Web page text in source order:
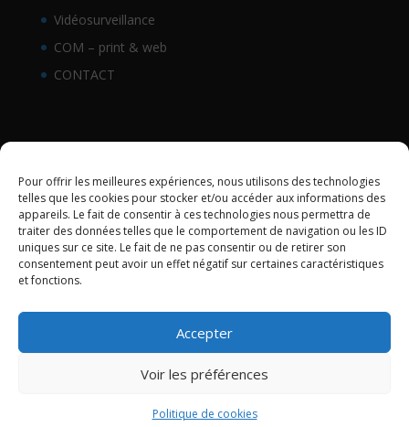
Pour offrir les meilleures expériences, nous utilisons des technologies
telles que les cookies pour stocker et/ou accéder aux informations des
appareils. Le fait de consentir à ces technologies nous permettra de
traiter des données telles que le comportement de navigation ou les ID
uniques sur ce site. Le fait de ne pas consentir ou de retirer son
consentement peut avoir un effet négatif sur certaines caractéristiques
et fonctions.
Accepter
Voir les préférences
Politique de cookies
Vidéosurveillance
COM – print & web
CONTACT
Politique de cookies (UE)
© 2006-2025